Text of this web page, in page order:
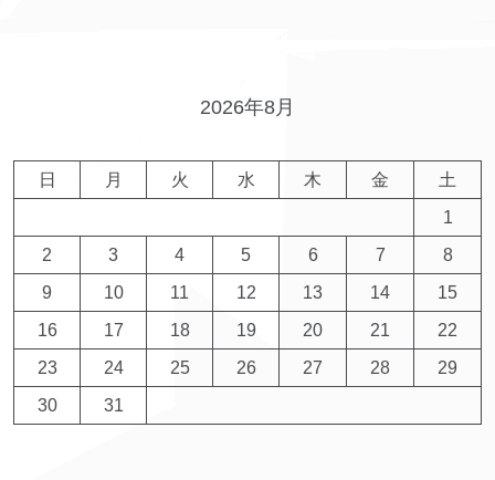
2026年8月
日 月 火 水 木 金
土
1
2
3 4 5 6 7
8
9
10 11 12 13 14
15
16
17 18 19 20 21
22
23
24 25 26 27 28
29
30
31